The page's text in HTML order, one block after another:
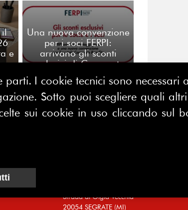
il
e
Una nuova convenzione
per i soci FERPI:
arrivano gli sconti
esclusivi di Corporate
Benefits
CONTATTACI
Strada di Olgia Vecchia
20054 SEGRATE (MI)
I cookie tecnici sono necessari
Sotto puoi scegliere quali
sui cookie in uso cliccando sul